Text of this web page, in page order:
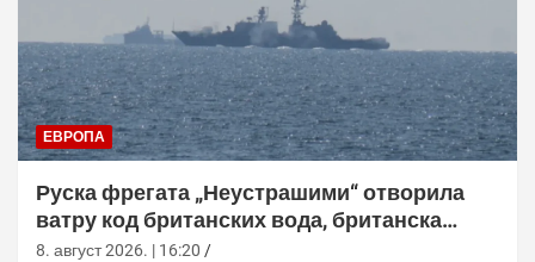
ЕВРОПА
Руска фрегата „Неустрашими“ отворила
ватру код британских вода, британска
морнарица појачала праћење
8. август 2026. | 16:20